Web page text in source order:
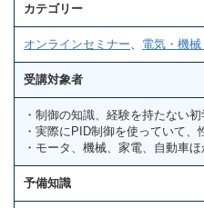
カテゴリー
オンラインセミナー 電気・機
受講対象者
・制御の知識、経験を持たない
・実際にPID制御を使っていて
・モータ、機械、家電、自動車
予備知識